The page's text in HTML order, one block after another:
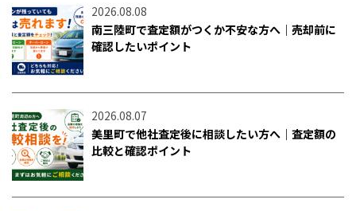
2026.08.08
南三陸町で査定額がつくか不安な方へ｜売却前に
確認したいポイント
2026.08.07
美里町で他社査定後に相談したい方へ｜査定額の
比較と確認ポイント